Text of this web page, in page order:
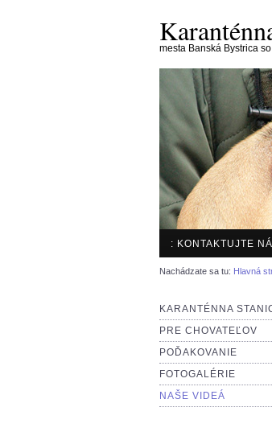
mesta Banská Bystrica
: KONTAKTUJTE
Nachádzate sa tu: Hlavná
KARANTÉNNA
PRE CHOVATEĽOV
POĎAKOVANIE
FOTOGALÉRIE
NAŠE VIDEÁ